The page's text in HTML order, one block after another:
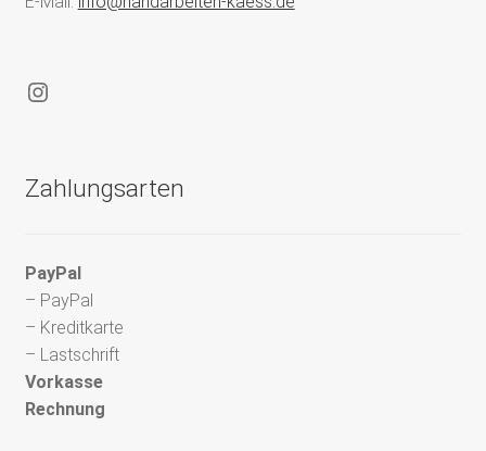
Instagram
Zahlungsarten
PayPal
– PayPal
– Kreditkarte
– Lastschrift
Vorkasse
Rechnung